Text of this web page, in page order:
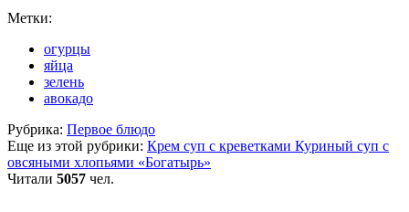
Метки:
огурцы
яйца
зелень
авокадо
Рубрика: Первое блюдо
Еще из этой рубрики: Крем суп с креветками Куриный суп с
овсяными хлопьями «Богатырь»
Читали 5057 чел.